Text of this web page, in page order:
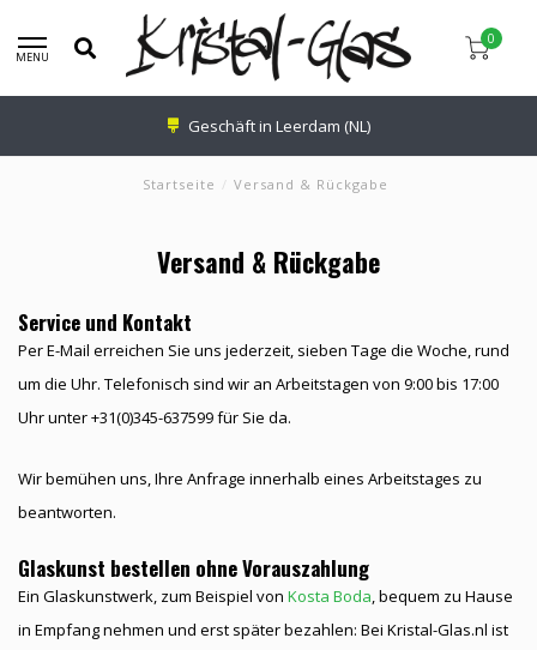
MENU
0
Geschäft in Leerdam (NL)
Startseite / Versand & Rückgabe
Versand & Rückgabe
Service und Kontakt
Per E-Mail erreichen Sie uns jederzeit, sieben Tage die Woche, rund
um die Uhr. Telefonisch sind wir an Arbeitstagen von 9:00 bis 17:00
Uhr unter +31(0)345-637599 für Sie da.
Wir bemühen uns, Ihre Anfrage innerhalb eines Arbeitstages zu
beantworten.
Glaskunst bestellen ohne Vorauszahlung
Ein Glaskunstwerk, zum Beispiel von Kosta Boda, bequem zu Hause
in Empfang nehmen und erst später bezahlen: Bei Kristal-Glas.nl ist